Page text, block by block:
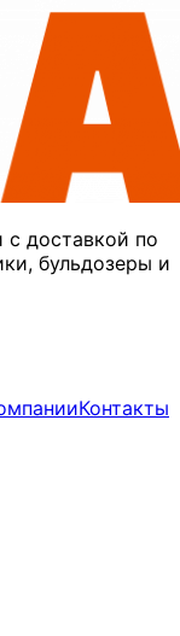
с доставкой по
бульдозеры и
Контакты